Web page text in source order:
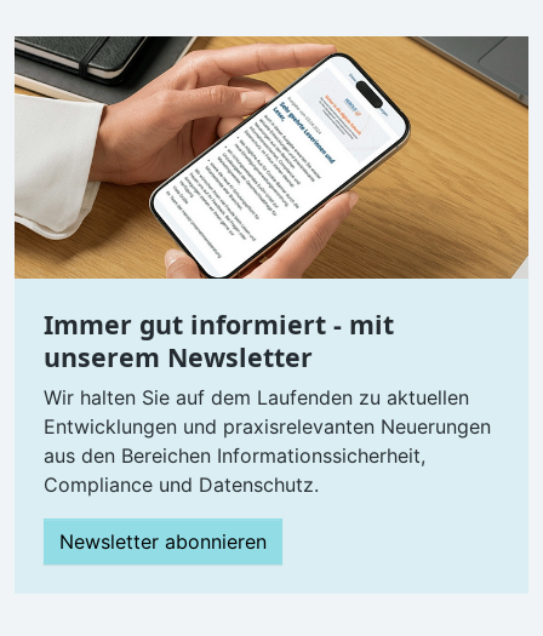
Immer gut informiert - mit
unserem Newsletter
Wir halten Sie auf dem Laufenden zu aktuellen
Entwicklungen und praxisrelevanten Neuerungen
aus den Bereichen Informationssicherheit,
Compliance und Datenschutz.
Newsletter abonnieren